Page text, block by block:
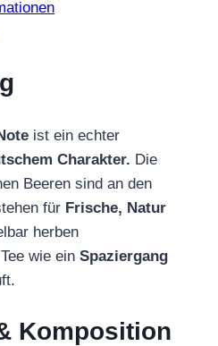
ist ein echter
Charakter. Die
Beeren sind an den
für Frische, Natur
herben
wie ein Spaziergang
Komposition